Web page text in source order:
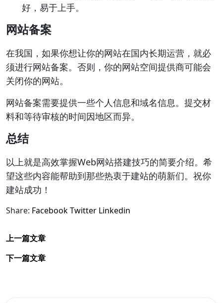
好，易于上手。
网站备案
在我国，如果你想让你的网站在国内长期运营，就必
须进行网站备案。否则，你的网站空间提供商可能会
关闭你的网站。
网站备案需要提供一些个人信息和域名信息。提交材
料和等待审核的时间因地区而异。
总结
以上就是高效掌握Web网站搭建技巧的简要介绍。希
望这些内容能帮助到那些热衷于建站的萌新们。祝你
建站成功！
Share: FacebookTwitter Linkedin
上一篇文章
下一篇文章